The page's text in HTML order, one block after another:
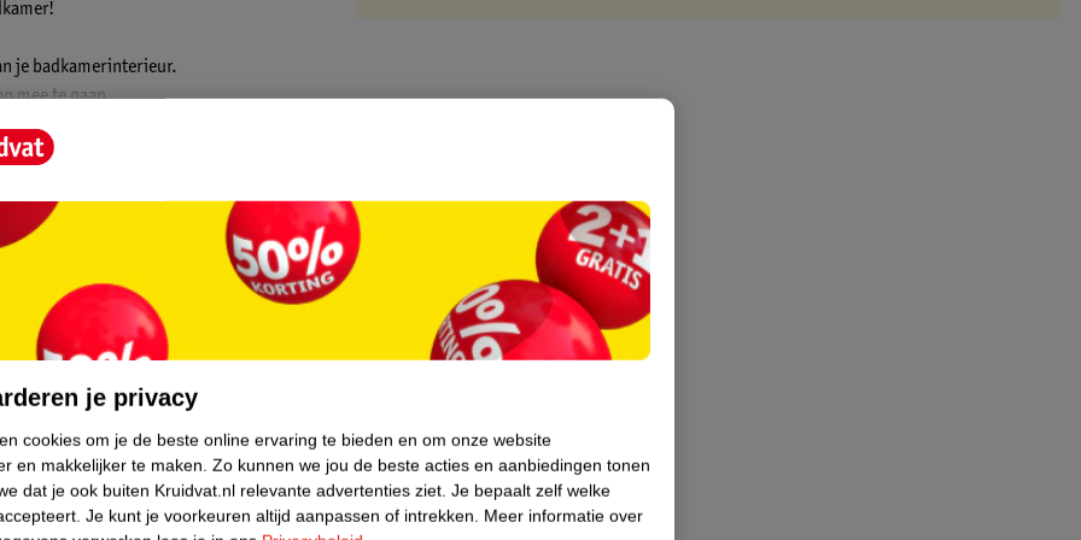
je badkamerinterieur.
mee te gaan.
de ideale verlichting.
prachtige ovale vorm. Het voegt een vleugje
alleen voor een solide constructie, maar
aan jouw voorkeur en behoeften. Of je
wilt creëren voor een ontspannen sfeer
wordt bediend via de knop op de
in beslag, waardoor je badkamer er
interieurstijlen.
je privacy
cookies om je de beste online ervaring te bieden en om onze website
en makkelijker te maken. Zo kunnen we jou de beste acties en aanbiedingen tonen
dat je ook buiten Kruidvat.nl relevante advertenties ziet. Je bepaalt zelf welke
Je kunt je voorkeuren altijd aanpassen of intrekken. Meer informatie over